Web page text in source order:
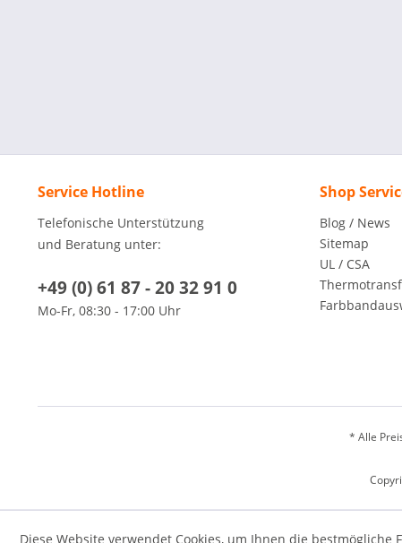
Service Hotline
Telefonische Unterstützung
und Beratung unter:
+49 (0) 61 87 - 20 32 91 0
Mo-Fr, 08:30 - 17:00 Uhr
Shop
Blog / News
Sitemap
UL / CSA
* Alle
Diese Website verwendet Cookies, um Ihnen die